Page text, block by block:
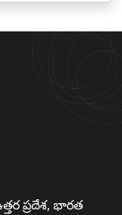
ప్రదేశ, భారత